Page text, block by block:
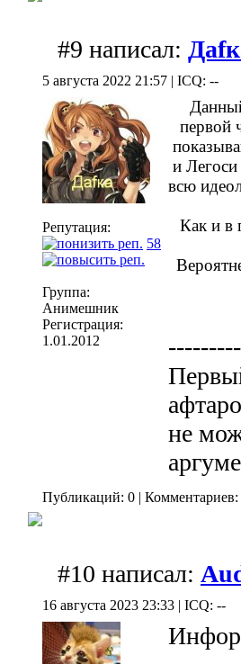
#9 написал:
5 августа 2022 21:57 | ICQ: --
Репутация:
58
Группа:
Анимешник
Регистрация:
1.01.2012
первой
и
всю
Как и в
не
Публикаций: 0 | Комментариев:
#10 написал:
16 августа 2023 23:33 | ICQ: --